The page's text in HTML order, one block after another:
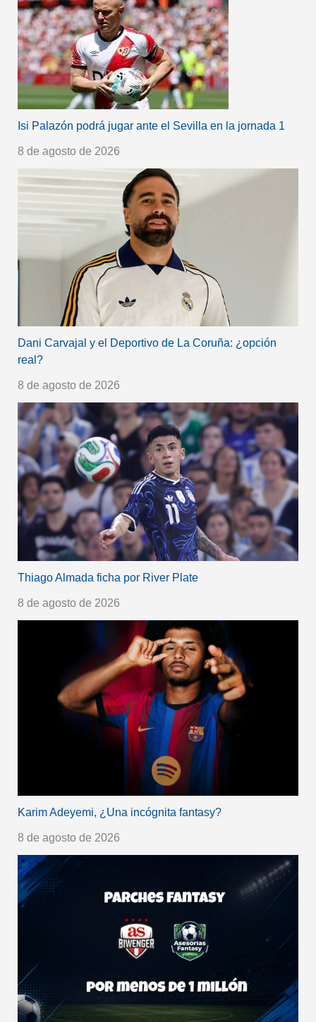
Isi Palazón podrá jugar ante el Sevilla en la jornada 1
8 de agosto de 2026
Dani Carvajal y el Deportivo de La Coruña: ¿opción
real?
8 de agosto de 2026
Thiago Almada ficha por River Plate
8 de agosto de 2026
Karim Adeyemi, ¿Una incógnita fantasy?
8 de agosto de 2026